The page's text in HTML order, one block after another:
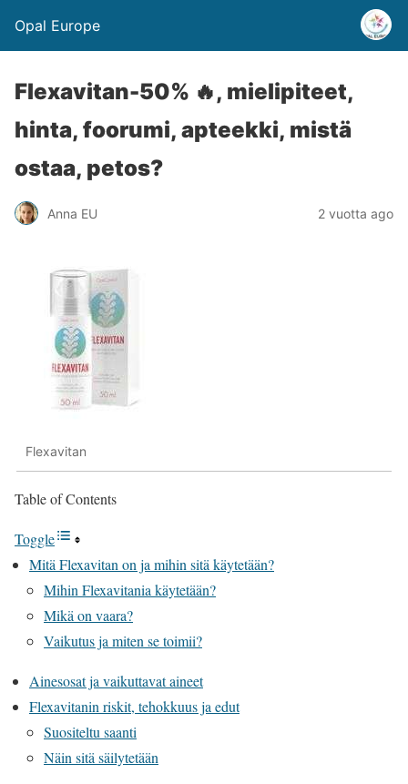
Opal Europe
Flexavitan-50% 🔥, mielipiteet,
hinta, foorumi, apteekki, mistä
ostaa, petos?
Anna EU 2 vuotta ago
Flexavitan
Table of Contents
Toggle
Mitä Flexavitan on ja mihin sitä käytetään?
Mihin Flexavitania käytetään?
Mikä on vaara?
Vaikutus ja miten se toimii?
Ainesosat ja vaikuttavat aineet
Flexavitanin riskit, tehokkuus ja edut
Suositeltu saanti
Näin sitä säilytetään